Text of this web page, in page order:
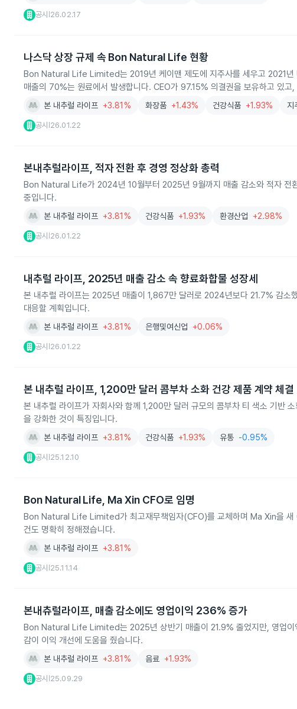
공시 26.02.17
나스닥 상장 규제 속 Bon Natural Life 현황
Bon Natural Life Limited는 2019년 케이맨 제도에 지주사를 세우고 2021년
매출의 70%는 원료에서 발생합니다. CEO가 97.15% 의결권을 보유하고 있
본 내추럴 라이프 +3.81% 화장품 +1.43% 건강식품 +1.93% 지
공시 26.01.22
본내추럴라이프, 적자 전환 후 경영 정상화 총력
Bon Natural Life가 2024년 10월부터 2025년 9월까지 매출 감소와 적자 전
중입니다.
본 내추럴 라이프 +3.81% 건강식품 +1.93% 환경산업 +2.98%
공시 26.01.22
내추럴 라이프, 2025년 매출 감소 속 향료화합물 성장세
본 내추럴 라이프는 2025년 매출이 1,867만 달러로 2024년보다 21.7% 감소
대응할 계획입니다.
본 내추럴 라이프 +3.81% 은행및여신업 +0.06%
공시 26.01.22
본 내추럴 라이프, 1,200만 달러 콤부차 소화 건강 제품 계약 체결
본 내추럴 라이프가 자회사와 함께 1,200만 달러 규모의 콤부차 티 색소 기반
을 강화한 것이 특징입니다.
본 내추럴 라이프 +3.81% 건강식품 +1.93% 유통 -0.95%
공시 25.12.10
Bon Natural Life, Ma Xin CFO로 임명
Bon Natural Life Limited가 최고재무책임자(CFO)를 교체하며 Ma Xin을 새
건도 명확히 정해졌습니다.
본 내추럴 라이프 +3.81%
공시 25.11.14
본내츄럴라이프, 매출 감소에도 영업이익 236% 증가
Bon Natural Life Limited는 2025년 상반기 매출이 21.9% 줄었지만, 영업이
감이 이익 개선에 도움을 줬습니다.
본 내추럴 라이프 +3.81% 음료 +1.93%
공시 25.09.29